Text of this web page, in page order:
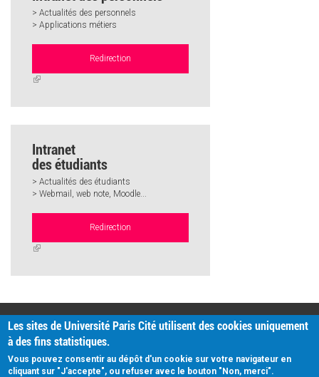
> Actualités des personnels
> Applications métiers
Redirection
(link
Intranet
des étudiants
> Actualités des étudiants
> Webmail, web note, Moodle...
Redirection
(link
PRATIQUE
Plan d'accès
Intranet
Mentions légales
Données personnelles
Les sites de Université Paris Cité utilisent des cookies uniquement
à des fins statistiques.
Vous pouvez consentir au dépôt d'un cookie sur votre navigateur en
cliquant sur "J'accepte", ou refuser avec le bouton "Non, merci".